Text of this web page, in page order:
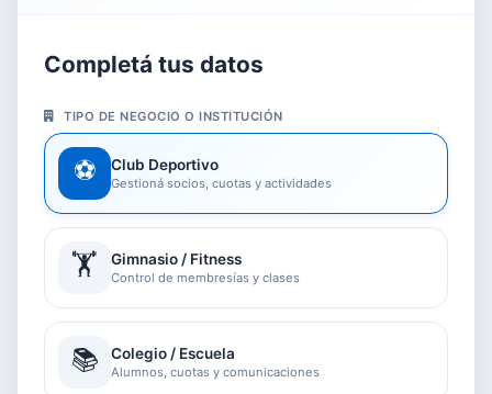
Completá tus datos
TIPO DE NEGOCIO O INSTITUCIÓN
⚽ Club Deportivo
Gestioná socios, cuotas y actividades
🏋️ Gimnasio / Fitness
Control de membresías y clases
📚 Colegio / Escuela
Alumnos, cuotas y comunicaciones